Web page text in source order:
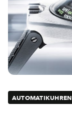
AUTOMATIKUHREN